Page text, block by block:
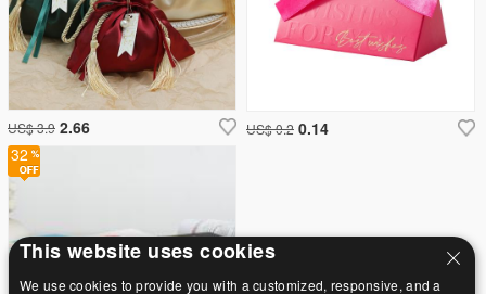
US$ 3.9 2.66 US$ 0.2 0.14
32
This website uses cookies
We use cookies to provide you with a customized, responsive, and a